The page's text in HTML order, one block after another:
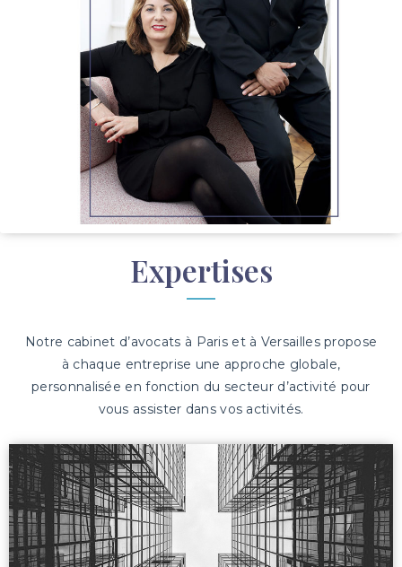
Expertises
Notre cabinet d’avocats à Paris et à Versailles propose
à chaque entreprise une approche globale,
personnalisée en fonction du secteur d’activité pour
vous assister dans vos activités.